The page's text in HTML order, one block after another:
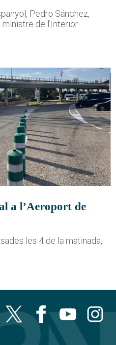
Pedro Sánchez,
ministre de l'Interior
a l’Aeroport de
les 4 de la matinada,